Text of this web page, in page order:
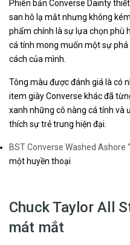
Phiên bản Converse Dainty
san hô lạ mắt nhưng không
phẩm chính là sự lựa chọn phù
cá tính mong muốn một sự
cách của mình.
Tông màu được đánh giá là có
item giày Converse khác đã
xanh những cô nàng cá tính và
thích sự trẻ trung hiện đại.
BST Converse Washed Ashore
một huyền thoại
Chuck Taylor All
mát mắt